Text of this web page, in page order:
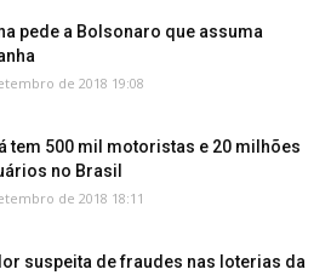
pede a Bolsonaro que assuma
de 2018 19:08
tem 500 mil motoristas e 20 milhões
no Brasil
de 2018 18:11
suspeita de fraudes nas loterias da